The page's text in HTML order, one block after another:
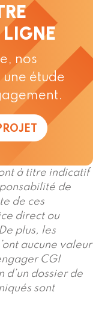
nos
étude
à titre indicatif
de
de ces
direct ou
plus, les
aucune valeur
CGI
d’un dossier de
sont